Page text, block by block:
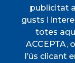
publicitat
gusts i
totes
ACCEPTA,
l’ús clicant